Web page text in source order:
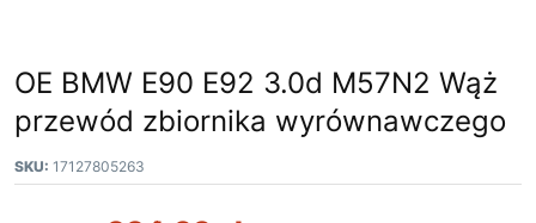
OE BMW E90 E92 3.0d M57N2 Wąż
przewód zbiornika wyrównawczego
SKU: 17127805263